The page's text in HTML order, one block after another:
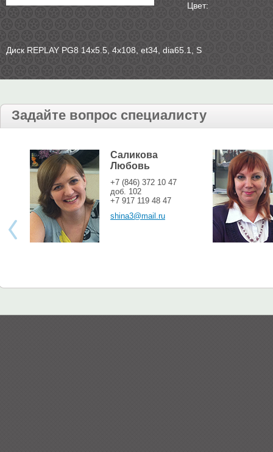
Цвет:
Диск REPLAY PG8 14х5.5, 4х108, et34, dia65.1, S
Задайте вопрос специалисту
Саликова
Любовь
+7 (846) 372 10 47
доб. 102
+7 917 119 48 47
shina3@mail.ru